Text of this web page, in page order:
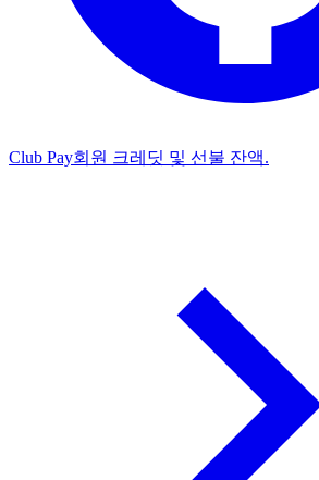
Club Pay회원 크레딧 및 선불 잔액.